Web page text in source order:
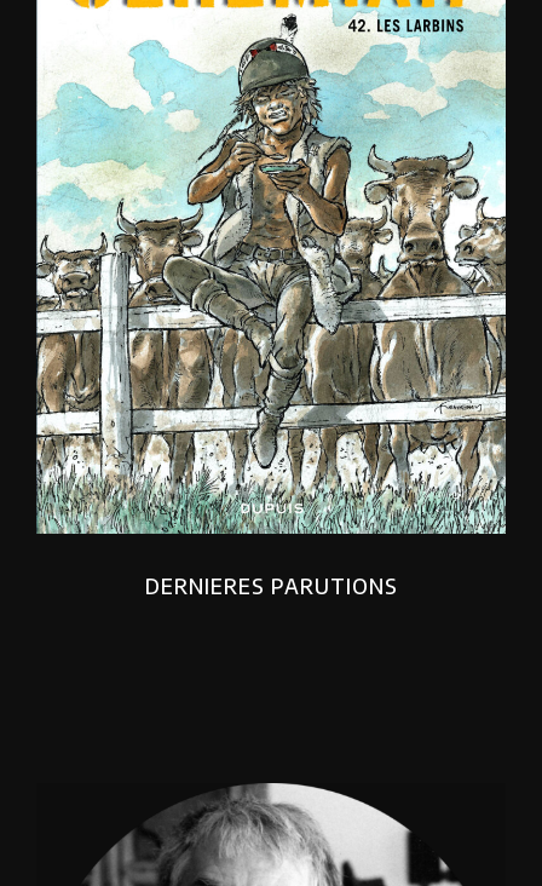
DERNIERES PARUTIONS